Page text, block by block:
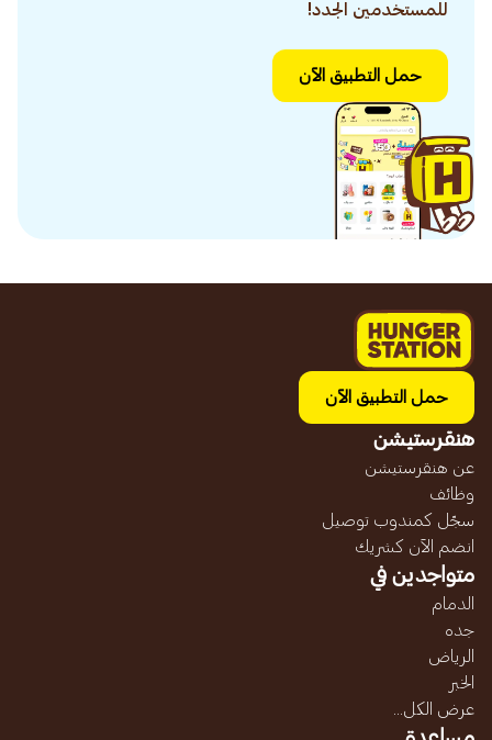
للمستخدمين الجدد!
حمل التطبيق الآن
حمل التطبيق الآن
هنقرستيشن
عن هنقرستيشن
وظائف
سجّل كمندوب توصيل
انضم الآن كشريك
متواجدين في
الدمام
جده
الرياض
الخبر
عرض الكل...